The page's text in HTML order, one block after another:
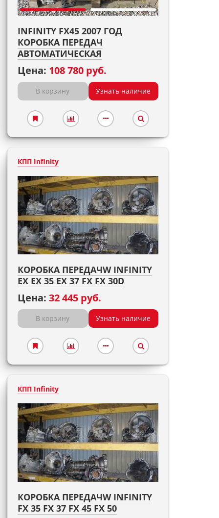
INFINITY FX45 2007 ГОД
КОРОБКА ПЕРЕДАЧ
АВТОМАТИЧЕСКАЯ
Цена: 108 780 руб.
В корзину Узнать наличие
КПП Infinity
КОРОБКА ПЕРЕДАЧW INFINITY
EX EX 35 EX 37 FX FX 30D
Цена: 32 445 руб.
В корзину Узнать наличие
КПП Infinity
КОРОБКА ПЕРЕДАЧW INFINITY
FX 35 FX 37 FX 45 FX 50